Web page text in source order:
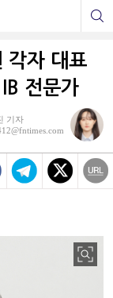
각자 대표
전문가
기자